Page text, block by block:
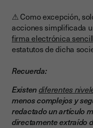
⚠ Como excepción,
acciones simplificada
firma electrónica
estatutos de dicha
Recuerda:
Existendiferentes
menos complejos y
redactado un artículo
directamente extraído